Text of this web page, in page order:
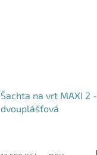
Šachta na vrt MAXI 2 -
dvouplášťová